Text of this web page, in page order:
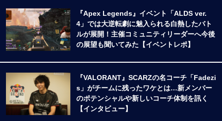
『Apex Legends』イベント「ALDS ver.
4」では大逆転劇に魅入られる白熱したバト
ルが展開！主催コミュニティリーダーへ今後
の展望も聞いてみた【イベントレポ】
『VALORANT』SCARZの名コーチ「Fadezi
s」がチームに残ったワケとは…新メンバー
のポテンシャルや新しいコーチ体制を訊く
【インタビュー】